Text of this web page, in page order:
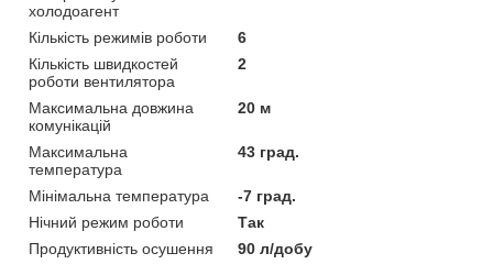
холодоагент
Кількість режимів роботи
6
Кількість швидкостей
роботи вентилятора
2
Максимальна довжина
комунікацій
20 м
Максимальна
температура
43 град.
Мінімальна температура
-7 град.
Нічний режим роботи
Так
Продуктивність осушення
90 л/добу